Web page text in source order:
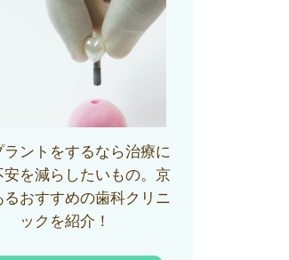
ラントをするなら治療に
安を減らしたいもの。京
るおすすめの歯科クリニ
ックを紹介！